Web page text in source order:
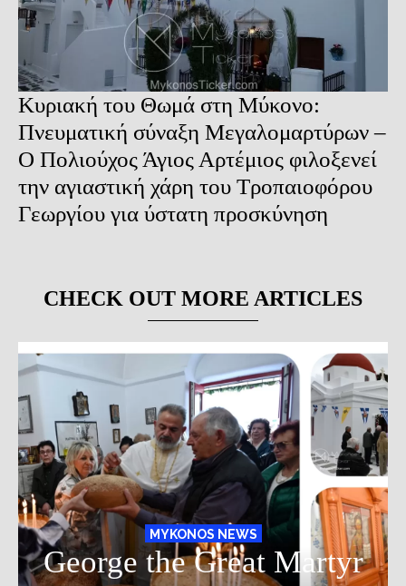
Κυριακή του Θωμά στη Μύκονο:
Πνευματική σύναξη Μεγαλομαρτύρων –
Ο Πολιούχος Άγιος Αρτέμιος φιλοξενεί
την αγιαστική χάρη του Τροπαιοφόρου
Γεωργίου για ύστατη προσκύνηση
CHECK OUT MORE ARTICLES
MYKONOS NEWS
George the Great Martyr